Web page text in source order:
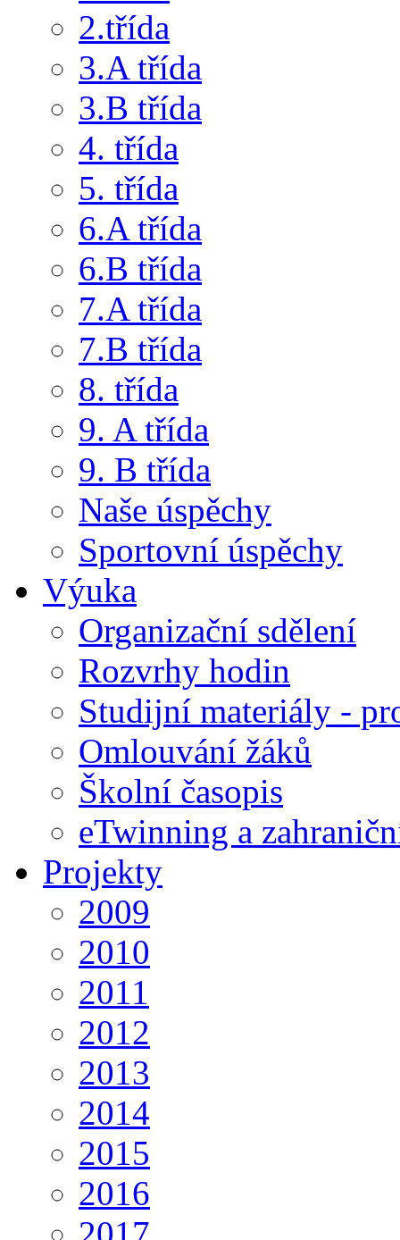
2.třída
3.A třída
3.B třída
4. třída
5. třída
6.A třída
6.B třída
7.A třída
7.B třída
8. třída
9. A třída
9. B třída
Naše úspěchy
Sportovní úspěchy
Výuka
Organizační sdělení
Rozvrhy hodin
Studijní materiály -
Omlouvání žáků
Školní časopis
eTwinning a
Projekty
2009
2010
2011
2012
2013
2014
2015
2016